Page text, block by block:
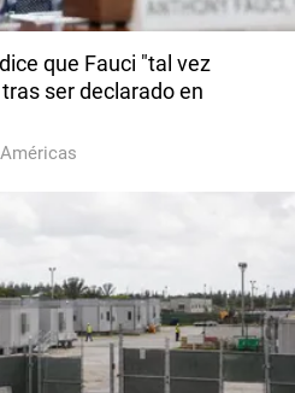
que Fauci "tal vez
ser declarado en